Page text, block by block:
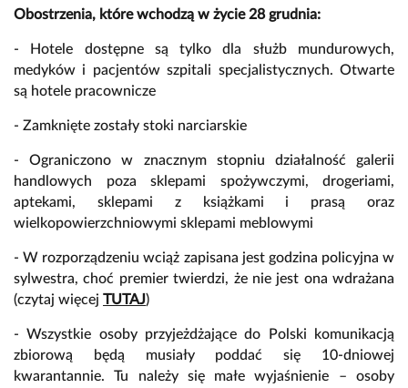
Obostrzenia, które wchodzą w życie 28 grudnia:
- Hotele dostępne są tylko dla służb mundurowych,
medyków i pacjentów szpitali specjalistycznych. Otwarte
są hotele pracownicze
- Zamknięte zostały stoki narciarskie
- Ograniczono w znacznym stopniu działalność galerii
handlowych poza sklepami spożywczymi, drogeriami,
aptekami, sklepami z książkami i prasą oraz
wielkopowierzchniowymi sklepami meblowymi
- W rozporządzeniu wciąż zapisana jest godzina policyjna w
sylwestra, choć premier twierdzi, że nie jest ona wdrażana
(czytaj więcej TUTAJ)
- Wszystkie osoby przyjeżdżające do Polski komunikacją
zbiorową będą musiały poddać się 10-dniowej
kwarantannie. Tu należy się małe wyjaśnienie – osoby